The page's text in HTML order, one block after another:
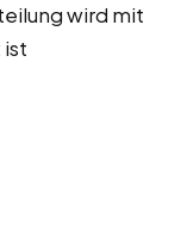
wird mit